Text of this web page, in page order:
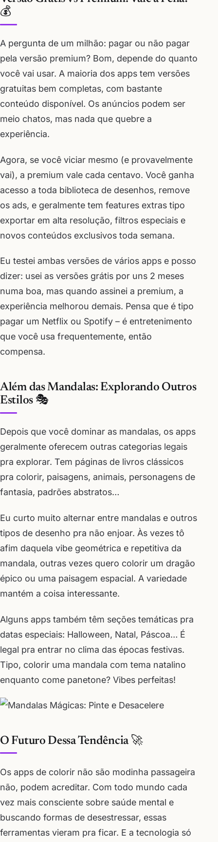
💰
A pergunta de um milhão: pagar ou não pagar
pela versão premium? Bom, depende do quanto
você vai usar. A maioria dos apps tem versões
gratuitas bem completas, com bastante
conteúdo disponível. Os anúncios podem ser
meio chatos, mas nada que quebre a
experiência.
Agora, se você viciar mesmo (e provavelmente
vai), a premium vale cada centavo. Você ganha
acesso a toda biblioteca de desenhos, remove
os ads, e geralmente tem features extras tipo
exportar em alta resolução, filtros especiais e
novos conteúdos exclusivos toda semana.
Eu testei ambas versões de vários apps e posso
dizer: usei as versões grátis por uns 2 meses
numa boa, mas quando assinei a premium, a
experiência melhorou demais. Pensa que é tipo
pagar um Netflix ou Spotify – é entretenimento
que você usa frequentemente, então
compensa.
Além das Mandalas: Explorando Outros
Estilos 🎭
Depois que você dominar as mandalas, os apps
geralmente oferecem outras categorias legais
pra explorar. Tem páginas de livros clássicos
pra colorir, paisagens, animais, personagens de
fantasia, padrões abstratos…
Eu curto muito alternar entre mandalas e outros
tipos de desenho pra não enjoar. Às vezes tô
afim daquela vibe geométrica e repetitiva da
mandala, outras vezes quero colorir um dragão
épico ou uma paisagem espacial. A variedade
mantém a coisa interessante.
Alguns apps também têm seções temáticas pra
datas especiais: Halloween, Natal, Páscoa… É
legal pra entrar no clima das épocas festivas.
Tipo, colorir uma mandala com tema natalino
enquanto come panetone? Vibes perfeitas!
O Futuro Dessa Tendência 🚀
Os apps de colorir não são modinha passageira
não, podem acreditar. Com todo mundo cada
vez mais consciente sobre saúde mental e
buscando formas de desestressar, essas
ferramentas vieram pra ficar. E a tecnologia só